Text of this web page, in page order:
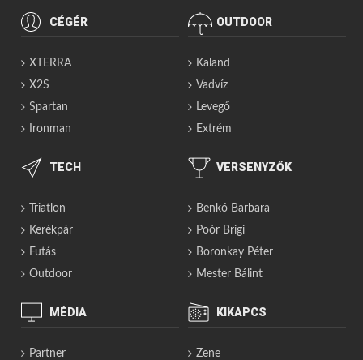
CÉGÉR
XTERRA
X2S
Spartan
Ironman
OUTDOOR
Kaland
Vadvíz
Levegő
Extrém
TECH
Triatlon
Kerékpár
Futás
Outdoor
VERSENYZŐK
Benkó Barbara
Poór Brigi
Boronkay Péter
Mester Bálint
MÉDIA
Partner
KIKAPCS
Zene